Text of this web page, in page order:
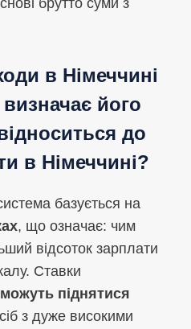
в Німеччині
його
до
в Німеччині?
базується на
, що означає: чим
відсоток зарплати
Ставки
можуть піднятися
з дуже високими